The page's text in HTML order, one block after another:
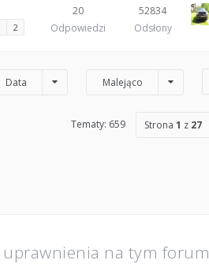
2
20
Odpowiedzi
52834
Odsłony
Data Malejąco
Tematy: 659 Strona 1 z 27
uprawnienia na tym forum